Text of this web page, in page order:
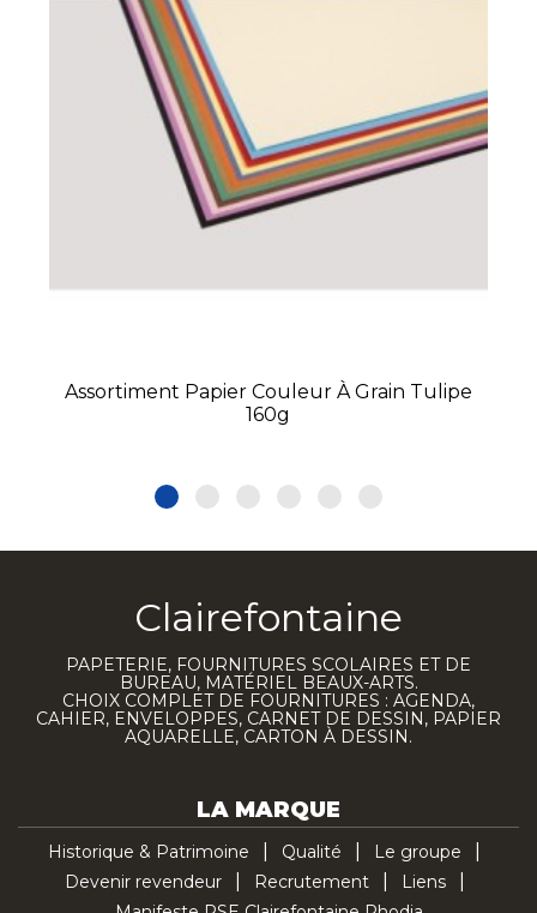
Assortiment Papier Couleur À Grain Tulipe
160g
Clairefontaine
PAPETERIE, FOURNITURES SCOLAIRES ET DE
BUREAU, MATÉRIEL BEAUX-ARTS.
CHOIX COMPLET DE FOURNITURES : AGENDA,
CAHIER, ENVELOPPES, CARNET DE DESSIN, PAPIER
AQUARELLE, CARTON À DESSIN.
LA MARQUE
Historique & Patrimoine Qualité
Le groupe
Devenir revendeur
Recrutement
Liens